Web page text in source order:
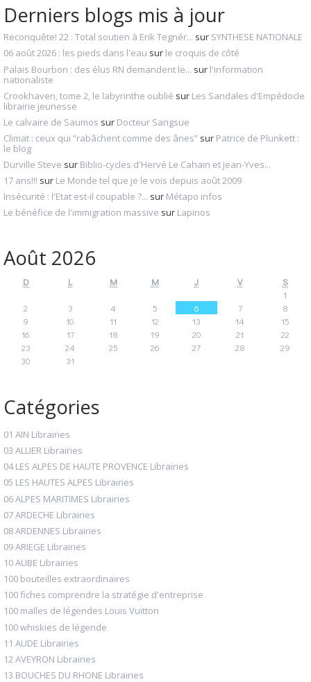
Derniers blogs mis à jour
Reconquête! 22 : Total soutien à Erik Tegnér... sur SYNTHESE NATIONALE
06 août 2026 : les pieds dans l'eau sur le croquis de côté
Palais Bourbon : des élus RN demandent le... sur l'information
nationaliste
Crookhaven, tome 2, le labyrinthe oublié sur Les Sandales d'Empédocle
librairie jeunesse
Le calvaire de Saumos sur Docteur Sangsue
Climat : ceux qui ”rabâchent comme des ânes” sur Patrice de Plunkett :
le blog
Durville Steve sur Biblio-cycles d'Hervé Le Cahain et Jean-Yves...
17 ans!!! sur Le Monde tel que je le vois depuis août 2009
Insécurité : l'Etat est-il coupable ?... sur Métapo infos
Le bénéfice de l'immigration massive sur Lapinos
Août 2026
D L M M J V
S
1
2
3 4 5 6 7
8
9
10 11 12 13 14
15
16
17 18 19 20 21
22
23
24 25 26 27 28
29
30
31
Catégories
01 AIN Librairies
03 ALLIER Librairies
04 LES ALPES DE HAUTE PROVENCE Librairies
05 LES HAUTES ALPES Librairies
06 ALPES MARITIMES Librairies
07 ARDECHE Librairies
08 ARDENNES Librairies
09 ARIEGE Librairies
10 AUBE Librairies
100 bouteilles extraordinaires
100 fiches comprendre la stratégie d'entreprise
100 malles de légendes Louis Vuitton
100 whiskies de légende
11 AUDE Librairies
12 AVEYRON Librairies
13 BOUCHES DU RHONE Librairies